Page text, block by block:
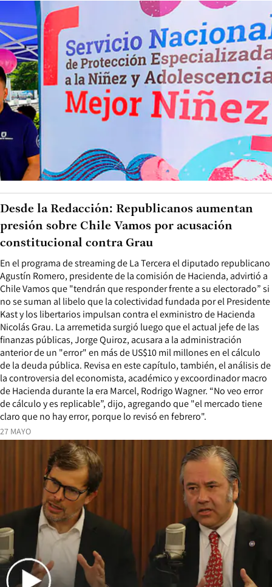
27 MAYO
En el programa de streaming de La Tercera el diputado republicano
Agustín Romero, presidente de la comisión de Hacienda, advirtió a
Chile Vamos que "tendrán que responder frente a su electorado” si
no se suman al libelo que la colectividad fundada por el Presidente
Kast y los libertarios impulsan contra el exministro de Hacienda
Nicolás Grau. La arremetida surgió luego que el actual jefe de las
finanzas públicas, Jorge Quiroz, acusara a la administración
anterior de un "error" en más de US$10 mil millones en el cálculo
de la deuda pública. Revisa en este capítulo, también, el análisis de
la controversia del economista, académico y excoordinador macro
de Hacienda durante la era Marcel, Rodrigo Wagner. “No veo error
de cálculo y es replicable”, dijo, agregando que "el mercado tiene
claro que no hay error, porque lo revisó en febrero".
Desde la Redacción: Republicanos aumentan
presión sobre Chile Vamos por acusación
constitucional contra Grau